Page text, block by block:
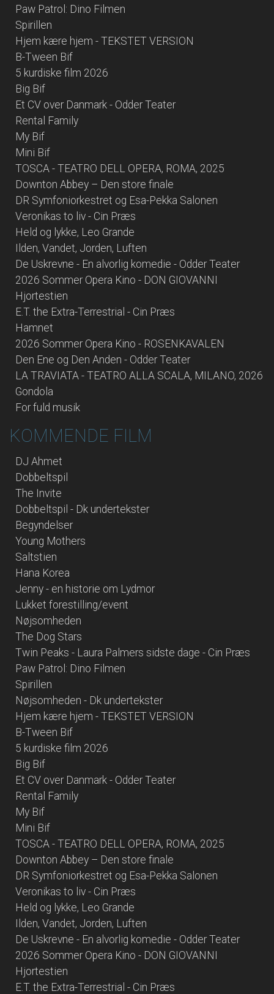
Paw Patrol: Dino Filmen
Spirillen
Hjem kære hjem - TEKSTET VERSION
B-Tween Bif
5 kurdiske film 2026
Big Bif
Et CV over Danmark - Odder Teater
Rental Family
My Bif
Mini Bif
TOSCA - TEATRO DELL OPERA, ROMA, 2025
Downton Abbey – Den store finale
DR Symfoniorkestret og Esa-Pekka Salonen
Veronikas to liv - Cin Præs
Held og lykke, Leo Grande
Ilden, Vandet, Jorden, Luften
De Uskrevne - En alvorlig komedie - Odder Teater
2026 Sommer Opera Kino - DON GIOVANNI
Hjortestien
E.T. the Extra-Terrestrial - Cin Præs
Hamnet
2026 Sommer Opera Kino - ROSENKAVALEN
Den Ene og Den Anden - Odder Teater
LA TRAVIATA - TEATRO ALLA SCALA, MILANO, 2026
Gondola
For fuld musik
KOMMENDE FILM
DJ Ahmet
Dobbeltspil
The Invite
Dobbeltspil - Dk undertekster
Begyndelser
Young Mothers
Saltstien
Hana Korea
Jenny - en historie om Lydmor
Lukket forestilling/event
Nøjsomheden
The Dog Stars
Twin Peaks - Laura Palmers sidste dage - Cin Præs
Paw Patrol: Dino Filmen
Spirillen
Nøjsomheden - Dk undertekster
Hjem kære hjem - TEKSTET VERSION
B-Tween Bif
5 kurdiske film 2026
Big Bif
Et CV over Danmark - Odder Teater
Rental Family
My Bif
Mini Bif
TOSCA - TEATRO DELL OPERA, ROMA, 2025
Downton Abbey – Den store finale
DR Symfoniorkestret og Esa-Pekka Salonen
Veronikas to liv - Cin Præs
Held og lykke, Leo Grande
Ilden, Vandet, Jorden, Luften
De Uskrevne - En alvorlig komedie - Odder Teater
2026 Sommer Opera Kino - DON GIOVANNI
Hjortestien
E.T. the Extra-Terrestrial - Cin Præs